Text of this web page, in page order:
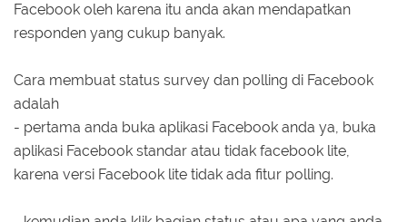
Facebook oleh karena itu anda akan mendapatkan
responden yang cukup banyak.
Cara membuat status survey dan polling di Facebook
adalah
- pertama anda buka aplikasi Facebook anda ya, buka
aplikasi Facebook standar atau tidak facebook lite,
karena versi Facebook lite tidak ada fitur polling.